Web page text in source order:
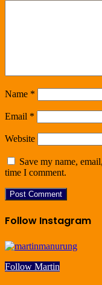
Name *
Email *
Website
Save my name,
time I comment.
Follow Instagram
Follow Martin